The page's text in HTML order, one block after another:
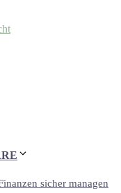
sicher managen